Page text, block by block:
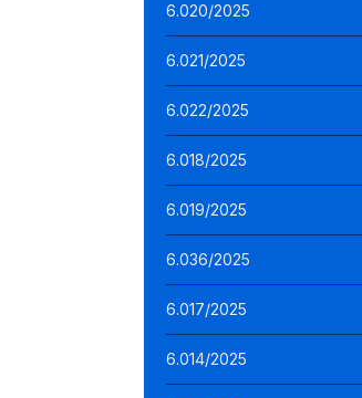
6.020/2025
6.021/2025
6.022/2025
6.018/2025
6.019/2025
6.036/2025
6.017/2025
6.014/2025